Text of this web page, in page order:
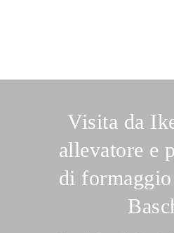
Visita da
allevatore e
di formaggio